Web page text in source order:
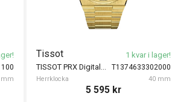
mm
T1374633302000
Tissot
Herrklocka 40 mm
1 kvar i lager!
5 595 kr